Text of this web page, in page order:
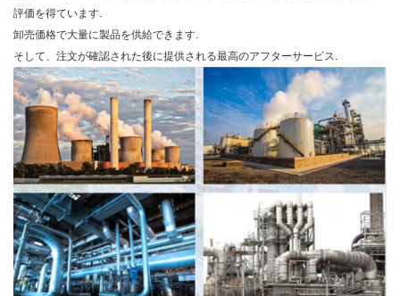
評価を得ています.
卸売価格で大量に製品を供給できます.
そして、注文が確認された後に提供される最高のアフターサービス.